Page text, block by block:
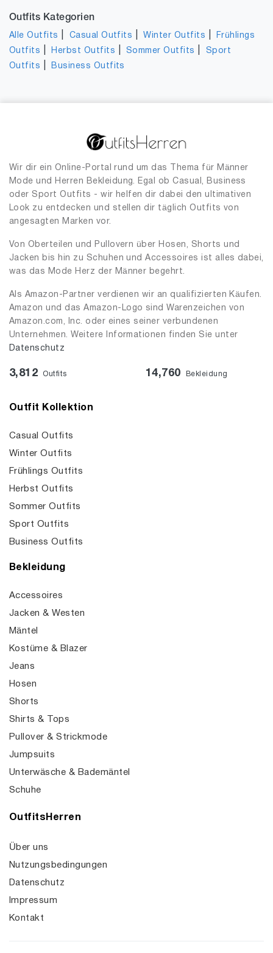
Outfits Kategorien
Alle Outfits Casual Outfits |Winter Outfits
Frühlings
Outfits
Herbst Outfits Sommer Outfits
Sport
Outfits
Business Outfits
Wir dir ein Online-Portal rund um das Thema für Männer
Mode und Herren Bekleidung. Egal ob Casual, Business
oder Sport Outfits - wir helfen dir dabei den ultimativen
Look zu entdecken und stellen dir täglich Outfits von
angesagten Marken vor.
Von Oberteilen und Pullovern über Hosen, Shorts und
Jacken bis hin zu Schuhen und Accessoires ist alles dabei,
was das Mode Herz der Männer begehrt.
Als Amazon-Partner verdienen wir an qualifizierten Käufen.
Amazon und das Amazon-Logo sind Warenzeichen von
Amazon.com, Inc. oder eines seiner verbundenen
Unternehmen. Weitere Informationen finden Sie unter
Datenschutz
3,812 Outfits 14,760 Bekleidung
Outfit Kollektion
Casual Outfits
Winter Outfits
Frühlings Outfits
Herbst Outfits
Sommer Outfits
Sport Outfits
Business Outfits
Bekleidung
Accessoires
Jacken & Westen
Mäntel
Kostüme & Blazer
Jeans
Hosen
Shorts
Shirts & Tops
Pullover & Strickmode
Jumpsuits
Unterwäsche & Bademäntel
Schuhe
OutfitsHerren
Über uns
Nutzungsbedingungen
Datenschutz
Impressum
Kontakt